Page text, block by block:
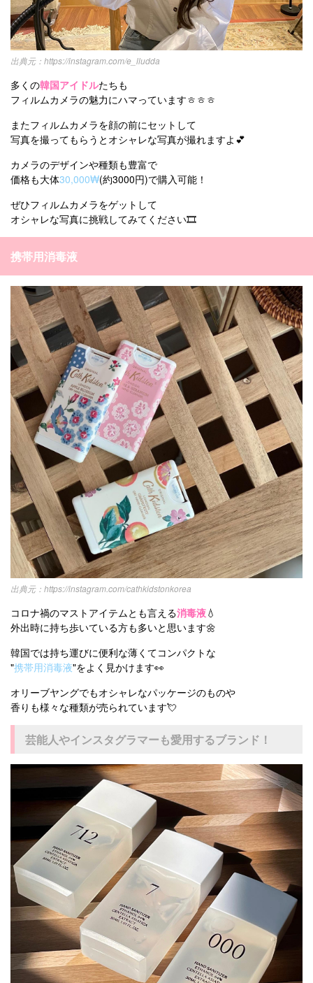
https://instagram.com/e_lludda
多くの韓国アイドルたちも
フィルムカメラの魅力にハマっていますㅎㅎㅎ
またフィルムカメラを顔の前にセットして
写真を撮ってもらうとオシャレな写真が撮れますよ💕
カメラのデザインや種類も豊富で
価格も大体30,000₩(約3000円)で購入可能！
ぜひフィルムカメラをゲットして
オシャレな写真に挑戦してみてください🎞
携帯用消毒液
https://instagram.com/cathkidstonkorea
コロナ禍のマストアイテムとも言える消毒液💧
外出時に持ち歩いている方も多いと思います🌼
韓国では持ち運びに便利な薄くてコンパクトな
"携帯用消毒液"をよく見かけます👀
オリーブヤングでもオシャレなパッケージのものや
香りも様々な種類が売られています💘
芸能人やインスタグラマーも愛用するブランド！